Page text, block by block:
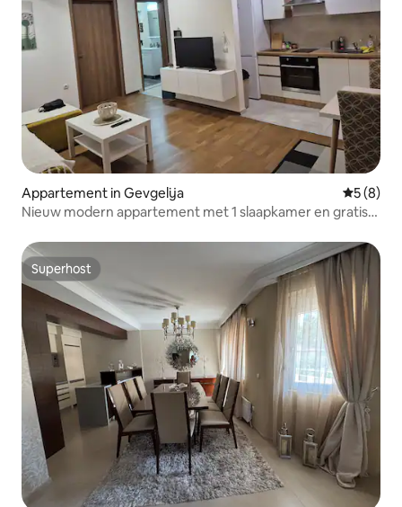
Appartement in Gevgelija
5 (8)
Nieuw modern appartement met 1 slaapkamer en gratis
Superhost
Superhost